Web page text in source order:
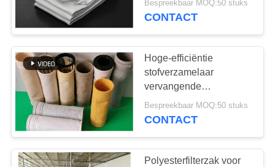
CONTACTEER
ONS
NIEUWS
VERZOEK
OM EEN
CITAAT
gsm~550 gsm
Bespreekbaar MOQ:50 stuks
CONTACT
Hoge-efficiëntie
stofverzamelaar
vervangende
filterzakken
middelmatige alkalische
Bespreekbaar MOQ:50 stuks
CONTACT
Polyesterfilterzak voor